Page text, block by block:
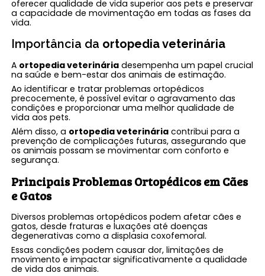
oferecer qualidade de vida superior aos pets e preservar
a capacidade de movimentação em todas as fases da
vida.
Importância da ortopedia veterinária
A ortopedia veterinária desempenha um papel crucial
na saúde e bem-estar dos animais de estimação.
Ao identificar e tratar problemas ortopédicos
precocemente, é possível evitar o agravamento das
condições e proporcionar uma melhor qualidade de
vida aos pets.
Além disso, a ortopedia veterinária contribui para a
prevenção de complicações futuras, assegurando que
os animais possam se movimentar com conforto e
segurança.
Principais Problemas Ortopédicos em Cães
e Gatos
Diversos problemas ortopédicos podem afetar cães e
gatos, desde fraturas e luxações até doenças
degenerativas como a displasia coxofemoral.
Essas condições podem causar dor, limitações de
movimento e impactar significativamente a qualidade
de vida dos animais.